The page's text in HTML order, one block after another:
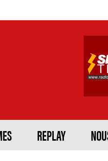
REPLAY